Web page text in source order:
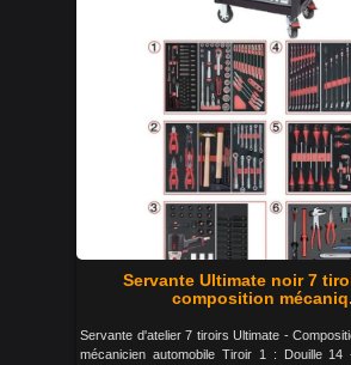
Servante Ultimate noir 7
composition
Servante d'atelier 7 tiroirs Ultimate -
mécanicien automobile Tiroir 1 : Douille